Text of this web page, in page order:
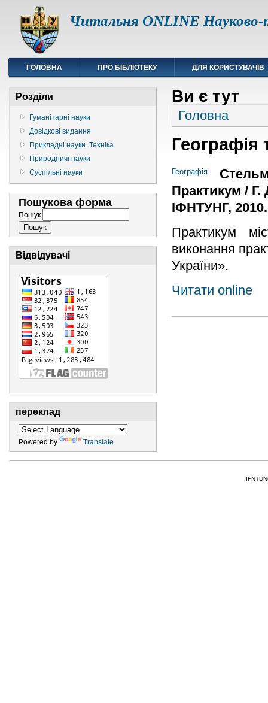
Читальня ONLINE Науково-
ГОЛОВНА ПРО БІБЛІОТЕКУ ДЛЯ КОРИСТУВАЧІВ
Розділи
Гуманітарні науки
Довідкові видання
Прикладні науки. Техніка
Природничі науки
Суспільні науки
Пошукова форма
Пошук
Відвідувачі
переклад
Powered by Translate
Ви є тут
Головна
Географія
Географія
Практикум / Г.
ІФНТУНГ,
Практикум
виконання
України».
Читати online